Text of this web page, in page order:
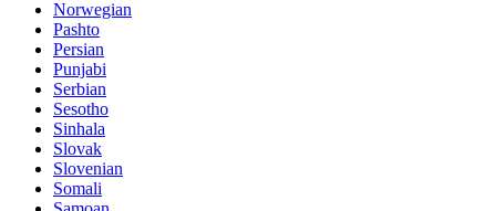
Norwegian
Pashto
Persian
Punjabi
Serbian
Sesotho
Sinhala
Slovak
Slovenian
Somali